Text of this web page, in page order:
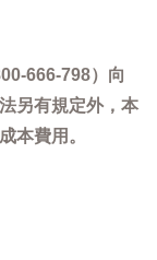
666-798）向
另有規定外，本
本費用。